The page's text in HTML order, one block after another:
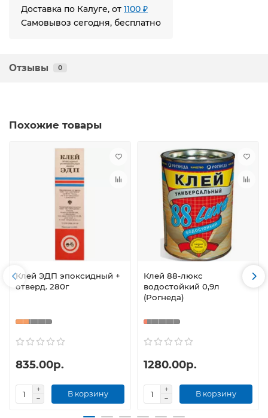
Доставка по Калуге, от 1100 ₽
Самовывоз сегодня, бесплатно
Отзывы 0
Похожие товары
Клей ЭДП эпоксидный +
отверд. 280г
835.00р.
В корзину
Клей 88-люкс
водостойкий 0,9л
(Рогнеда)
1280.00р.
В корзину